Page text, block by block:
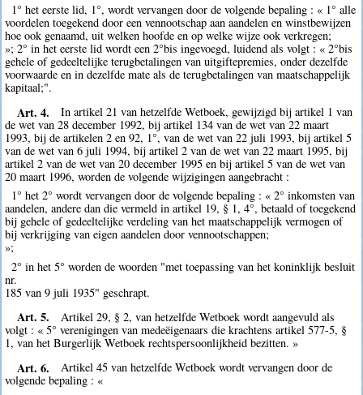
1° het eerste lid, 1°, wordt vervangen door de volgende bepaling : « 1° alle
voordelen toegekend door een vennootschap aan aandelen en winstbewijzen
hoe ook genaamd, uit welken hoofde en op welke wijze ook verkregen;
»; 2° in het eerste lid wordt een 2°bis ingevoegd, luidend als volgt : « 2°bis
gehele of gedeeltelijke terugbetalingen van uitgiftepremies, onder dezelfde
voorwaarde en in dezelfde mate als de terugbetalingen van maatschappelijk
kapitaal;".
Art. 4.
In artikel 21 van hetzelfde Wetboek, gewijzigd bij artikel 1 van
de wet van 28 december 1992, bij artikel 134 van de wet van 22 maart
1993, bij de artikelen 2 en 92, 1°, van de wet van 22 juli 1993, bij artikel 5
van de wet van 6 juli 1994, bij artikel 2 van de wet van 22 maart 1995, bij
artikel 2 van de wet van 20 december 1995 en bij artikel 5 van de wet van
20 maart 1996, worden de volgende wijzigingen aangebracht :
1° het 2° wordt vervangen door de volgende bepaling : « 2° inkomsten van
aandelen, andere dan die vermeld in artikel 19, § 1, 4°, betaald of toegekend
bij gehele of gedeeltelijke verdeling van het maatschappelijk vermogen of
bij verkrijging van eigen aandelen door vennootschappen;
»;
2° in het 5° worden de woorden "met toepassing van het koninklijk besluit
nr.
185 van 9 juli 1935" geschrapt.
Art. 5.
Artikel 29, § 2, van hetzelfde Wetboek wordt aangevuld als
volgt : « 5° verenigingen van medeëigenaars die krachtens artikel 577-5, §
1, van het Burgerlijk Wetboek rechtspersoonlijkheid bezitten. »
Art. 6.
Artikel 45 van hetzelfde Wetboek wordt vervangen door de
volgende bepaling : «